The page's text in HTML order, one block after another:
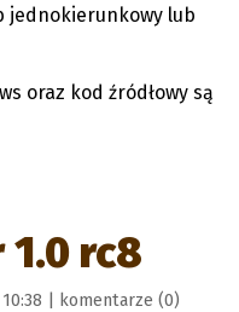
jednokierunkowy lub
oraz kod źródłowy są
rc8
| komentarze (0)